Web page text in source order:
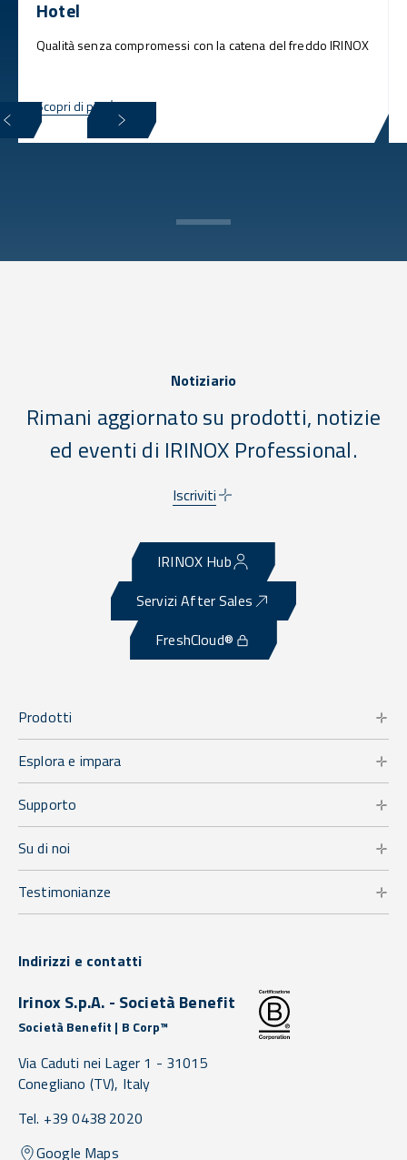
Hotel
Qualità senza compromessi con la catena del freddo IRINOX
Scopri di più
Notiziario
Rimani aggiornato su prodotti, notizie
ed eventi di IRINOX Professional.
Iscriviti
IRINOX Hub
Servizi After Sales
FreshCloud®
Prodotti
Esplora e impara
Supporto
Su di noi
Testimonianze
Indirizzi e contatti
Irinox S.p.A. - Società Benefit
Società Benefit | B Corp™
Via Caduti nei Lager 1 - 31015
Conegliano (TV), Italy
Tel. +39 0438 2020
Google Maps